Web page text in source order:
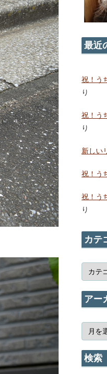
最近
祝！う
り
祝！う
り
新しい
祝！う
祝！う
り
カテ
アー
検索